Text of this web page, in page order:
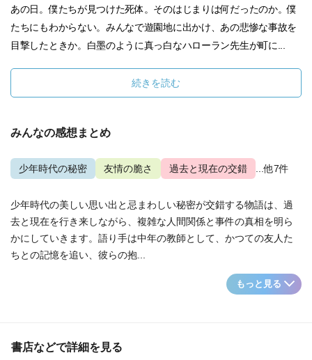
あの日。僕たちが見つけた死体。そのはじまりは何だったのか。僕
たちにもわからない。みんなで遊園地に出かけ、あの悲惨な事故を
目撃したときか。白墨のように真っ白なハローラン先生が町に...
続きを読む
みんなの感想まとめ
少年時代の秘密 友情の脆さ 過去と現在の交錯 ...他7件
少年時代の美しい思い出と忌まわしい秘密が交錯する物語は、過
去と現在を行き来しながら、複雑な人間関係と事件の真相を明ら
かにしていきます。語り手は中年の教師として、かつての友人た
ちとの記憶を追い、彼らの抱...
もっと見る
書店などで詳細を見る